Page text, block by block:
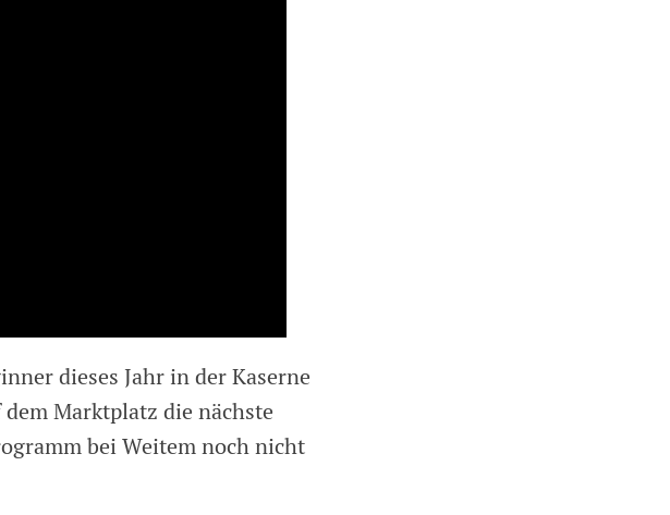
dieses Jahr in der Kaserne
Marktplatz die nächste
bei Weitem noch nicht